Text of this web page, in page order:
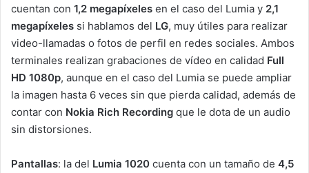
cuentan con 1,2 megapíxeles en el caso del Lumia y 2,1
megapíxeles si hablamos del LG, muy útiles para realizar
video-llamadas o fotos de perfil en redes sociales. Ambos
terminales realizan grabaciones de vídeo en calidad Full
HD 1080p, aunque en el caso del Lumia se puede ampliar
la imagen hasta 6 veces sin que pierda calidad, además de
contar con Nokia Rich Recording que le dota de un audio
sin distorsiones.
Pantallas: la del Lumia 1020 cuenta con un tamaño de 4,5